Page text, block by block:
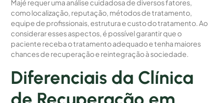
Majé requer uma análise cuidadosa de diversos fatores,
como localização, reputação, métodos de tratamento,
equipe de profissionais, estrutura e custo do tratamento. Ao
considerar esses aspectos, é possível garantir que o
paciente receba o tratamento adequado e tenha maiores
chances de recuperação e reintegração à sociedade.
Diferenciais da Clínica